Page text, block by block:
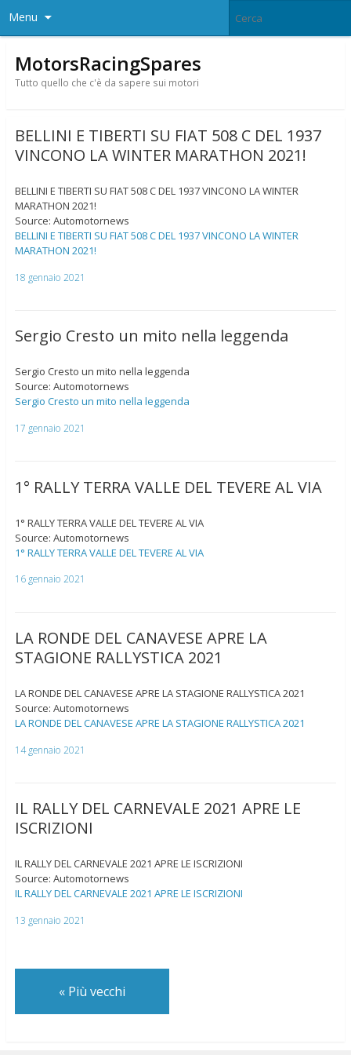
Menu
MotorsRacingSpares
Tutto quello che c'è da sapere sui motori
BELLINI E TIBERTI SU FIAT 508 C DEL 1937
VINCONO LA WINTER MARATHON 2021!
BELLINI E TIBERTI SU FIAT 508 C DEL 1937 VINCONO LA WINTER
MARATHON 2021!
Source: Automotornews
BELLINI E TIBERTI SU FIAT 508 C DEL 1937 VINCONO LA WINTER
MARATHON 2021!
18 gennaio 2021
Sergio Cresto un mito nella leggenda
Sergio Cresto un mito nella leggenda
Source: Automotornews
Sergio Cresto un mito nella leggenda
17 gennaio 2021
1° RALLY TERRA VALLE DEL TEVERE AL VIA
1° RALLY TERRA VALLE DEL TEVERE AL VIA
Source: Automotornews
1° RALLY TERRA VALLE DEL TEVERE AL VIA
16 gennaio 2021
LA RONDE DEL CANAVESE APRE LA
STAGIONE RALLYSTICA 2021
LA RONDE DEL CANAVESE APRE LA STAGIONE RALLYSTICA 2021
Source: Automotornews
LA RONDE DEL CANAVESE APRE LA STAGIONE RALLYSTICA 2021
14 gennaio 2021
IL RALLY DEL CARNEVALE 2021 APRE LE
ISCRIZIONI
IL RALLY DEL CARNEVALE 2021 APRE LE ISCRIZIONI
Source: Automotornews
IL RALLY DEL CARNEVALE 2021 APRE LE ISCRIZIONI
13 gennaio 2021
«Più vecchi